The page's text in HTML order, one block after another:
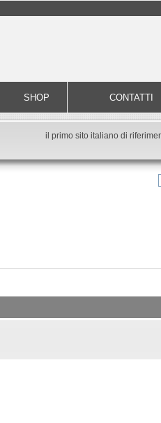
SHOP CONTATTI
il primo sito italiano di